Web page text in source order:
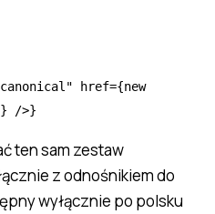
href={new
/>}
ten sam zestaw
z odnośnikiem do
wyłącznie po polsku